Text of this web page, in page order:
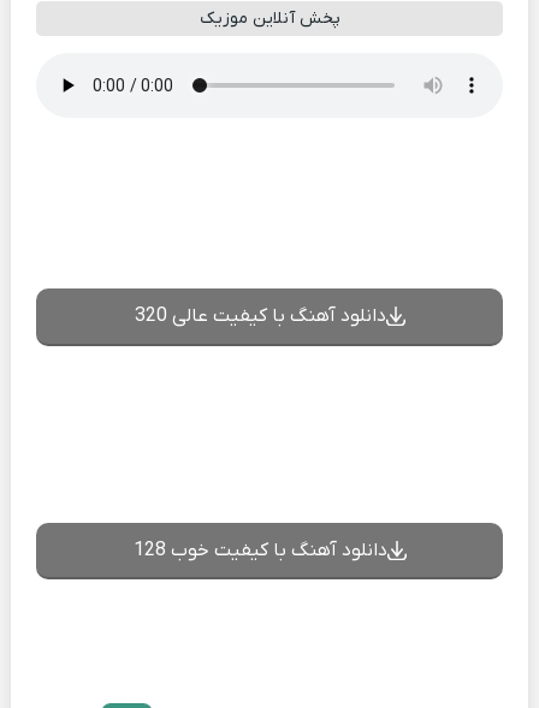
پخش آنلاین موزیک
دانلود آهنگ با کیفیت عالی 320
دانلود آهنگ با کیفیت خوب 128